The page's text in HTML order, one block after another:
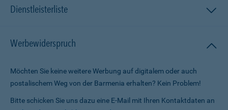
Dienstleisterliste
Werbewiderspruch
Möchten Sie keine weitere Werbung auf digitalem oder auch
postalischem Weg von der Barmenia erhalten? Kein Problem!
Bitte schicken Sie uns dazu eine E-Mail mit Ihren Kontaktdaten an